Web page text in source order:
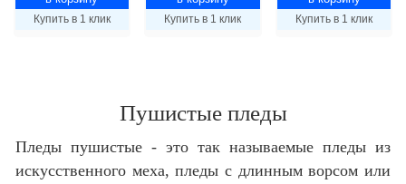
Купить в 1 клик Купить в 1 клик Купить в 1 клик
Пушистые пледы
Пледы пушистые - это так называемые пледы из
искусственного меха, пледы с длинным ворсом или